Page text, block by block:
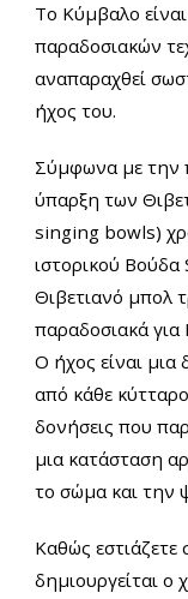
Το Κύμβαλο
παραδοσιακών
αναπαραχθεί
ήχος του.
Σύμφωνα με την
ύπαρξη των
singing bowls)
ιστορικού
Θιβετιανό μπολ
παραδοσιακά για
Ο ήχος είναι μια
από κάθε
δονήσεις που
μια κατάσταση
το σώμα και την
Καθώς
δημιουργείται ο